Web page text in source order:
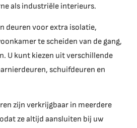
als industriële interieurs.
deuren voor extra isolatie,
te scheiden van de gang,
U kunt kiezen uit verschillende
schuifdeuren en
zijn verkrijgbaar in meerdere
ze altijd aansluiten bij uw